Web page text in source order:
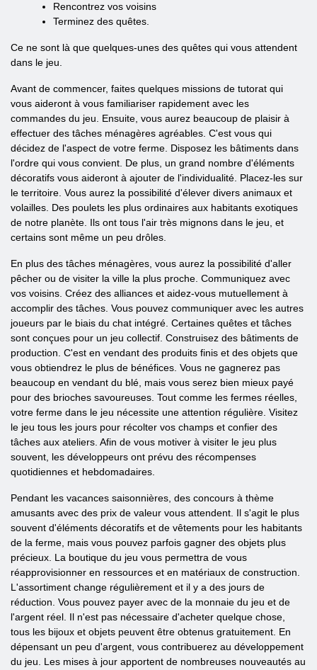
Rencontrez vos voisins
Terminez des quêtes.
Ce ne sont là que quelques-unes des quêtes qui vous attendent
dans le jeu.
Avant de commencer, faites quelques missions de tutorat qui
vous aideront à vous familiariser rapidement avec les
commandes du jeu. Ensuite, vous aurez beaucoup de plaisir à
effectuer des tâches ménagères agréables. C'est vous qui
décidez de l'aspect de votre ferme. Disposez les bâtiments dans
l'ordre qui vous convient. De plus, un grand nombre d'éléments
décoratifs vous aideront à ajouter de l'individualité. Placez-les sur
le territoire. Vous aurez la possibilité d'élever divers animaux et
volailles. Des poulets les plus ordinaires aux habitants exotiques
de notre planète. Ils ont tous l'air très mignons dans le jeu, et
certains sont même un peu drôles.
En plus des tâches ménagères, vous aurez la possibilité d'aller
pêcher ou de visiter la ville la plus proche. Communiquez avec
vos voisins. Créez des alliances et aidez-vous mutuellement à
accomplir des tâches. Vous pouvez communiquer avec les autres
joueurs par le biais du chat intégré. Certaines quêtes et tâches
sont conçues pour un jeu collectif. Construisez des bâtiments de
production. C'est en vendant des produits finis et des objets que
vous obtiendrez le plus de bénéfices. Vous ne gagnerez pas
beaucoup en vendant du blé, mais vous serez bien mieux payé
pour des brioches savoureuses. Tout comme les fermes réelles,
votre ferme dans le jeu nécessite une attention régulière. Visitez
le jeu tous les jours pour récolter vos champs et confier des
tâches aux ateliers. Afin de vous motiver à visiter le jeu plus
souvent, les développeurs ont prévu des récompenses
quotidiennes et hebdomadaires.
Pendant les vacances saisonnières, des concours à thème
amusants avec des prix de valeur vous attendent. Il s'agit le plus
souvent d'éléments décoratifs et de vêtements pour les habitants
de la ferme, mais vous pouvez parfois gagner des objets plus
précieux. La boutique du jeu vous permettra de vous
réapprovisionner en ressources et en matériaux de construction.
L'assortiment change régulièrement et il y a des jours de
réduction. Vous pouvez payer avec de la monnaie du jeu et de
l'argent réel. Il n'est pas nécessaire d'acheter quelque chose,
tous les bijoux et objets peuvent être obtenus gratuitement. En
dépensant un peu d'argent, vous contribuerez au développement
du jeu. Les mises à jour apportent de nombreuses nouveautés au